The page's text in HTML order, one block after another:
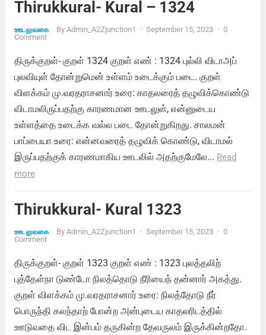
Thirukkural- Kural – 1324
ஊடலுவகை By Admin_A2Zjunction1 · September 15, 2023 · 0
Comment
திருக்குறள்- குறள் 1324 குறள் எண் : 1324 புல்லி விடாஅப்
புலவியுள் தோன்றுமென் உள்ளம் உடைக்கும் படை. குறள்
விளக்கம் மு.வரதராசனார் உரை: காதலரைத் தழுவிக்கொண்டு
விடாமலிருப்பதற்கு காரணமான ஊடலுள், என்னுடைய
உள்ளத்தை உடைக்க வல்ல படை தோன்றுகிறது. சாலமன்
பாப்பையா உரை: என்னவரைத் தழுவிக் கொண்டு, விடாமல்
இருப்பதற்குக் காரணமாகிய ஊடலில் அதற்குமேலே... Read
more
Thirukkural- Kural 1323
ஊடலுவகை By Admin_A2Zjunction1 · September 15, 2023 · 0
Comment
திருக்குறள்- குறள் 1323 குறள் எண் : 1323 புலத்தலிற்
புத்தேள்நா டுண்டோ நிலத்தொடு நீரியைந் தன்னார் அகத்து.
குறள் விளக்கம் மு.வரதராசனார் உரை: நிலத்தோடு நீர்
பொருந்தி கலந்தாற் போன்ற அன்புடைய காதலரிடத்தில்
ஊடுவதை விட இன்பம் தருகின்ற தேவருலம் இருக்கின்றதோ.